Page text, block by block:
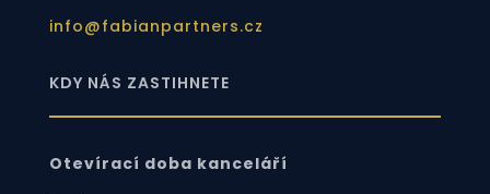
info@fabianpartners.cz
KDY NÁS ZASTIHNETE
Otevírací doba kanceláří